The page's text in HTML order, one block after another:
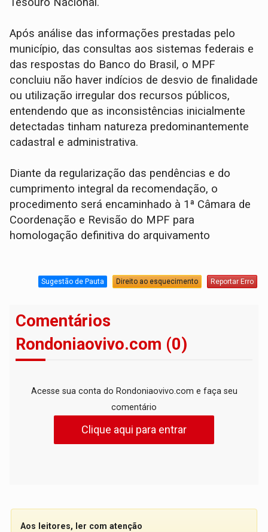
Após análise das informações prestadas pelo
município, das consultas aos sistemas federais e
das respostas do Banco do Brasil, o MPF
concluiu não haver indícios de desvio de finalidade
ou utilização irregular dos recursos públicos,
entendendo que as inconsistências inicialmente
detectadas tinham natureza predominantemente
cadastral e administrativa.
Diante da regularização das pendências e do
cumprimento integral da recomendação, o
procedimento será encaminhado à 1ª Câmara de
Coordenação e Revisão do MPF para
homologação definitiva do arquivamento
Sugestão de Pauta Direito ao esquecimento Reportar Erro
Comentários
Rondoniaovivo.com (0)
Acesse sua conta do Rondoniaovivo.com e faça seu
comentário
Clique aqui para entrar
Aos leitores, ler com atenção